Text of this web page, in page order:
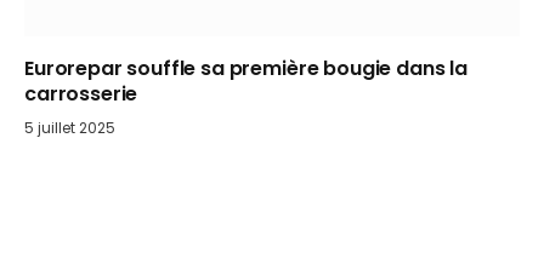
Eurorepar souffle sa première bougie dans la
carrosserie
5 juillet 2025